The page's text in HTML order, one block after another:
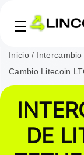
Inicio
Cambio Litecoin
DE